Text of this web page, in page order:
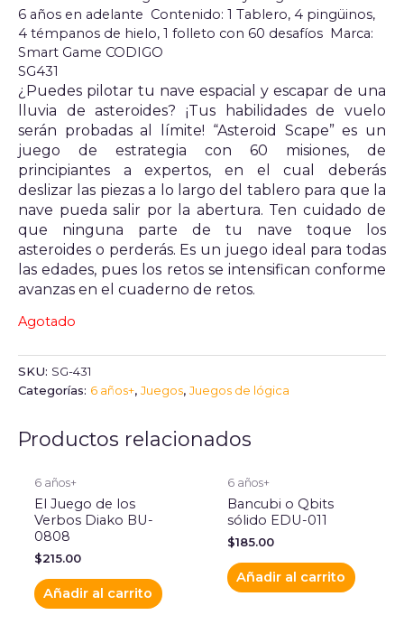
6 años en adelante Contenido: 1 Tablero, 4 pingüinos,
4 témpanos de hielo, 1 folleto con 60 desafíos Marca:
Smart Game CODIGO
SG431
¿Puedes pilotar tu nave espacial y escapar de una
lluvia de asteroides? ¡Tus habilidades de vuelo
serán probadas al límite! “Asteroid Scape” es un
juego de estrategia con 60 misiones, de
principiantes a expertos, en el cual deberás
deslizar las piezas a lo largo del tablero para que la
nave pueda salir por la abertura. Ten cuidado de
que ninguna parte de tu nave toque los
asteroides o perderás. Es un juego ideal para todas
las edades, pues los retos se intensifican conforme
avanzas en el cuaderno de retos.
Agotado
SKU: SG-431
Categorías: 6 años+, Juegos, Juegos de lógica
Productos relacionados
6 años+
El Juego de los
Verbos Diako BU-
0808
$215.00
Añadir al carrito
6 años+
Bancubi o Qbits
sólido EDU-011
$185.00
Añadir al carrito